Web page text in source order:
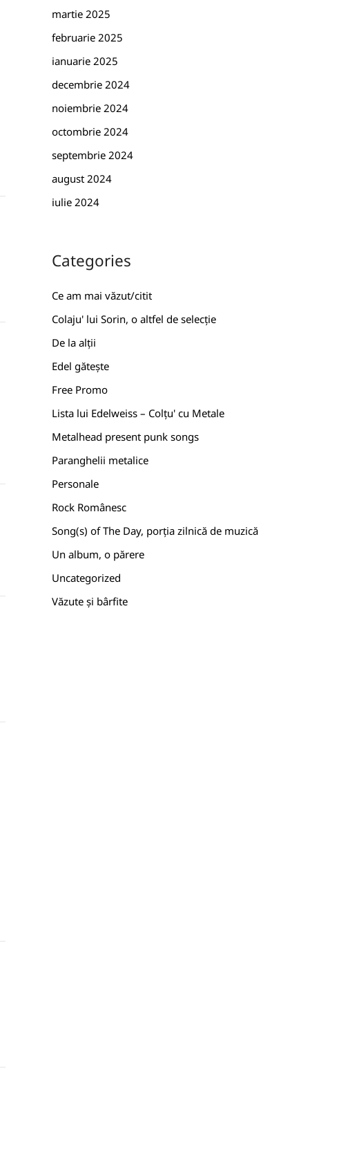
martie 2025
februarie 2025
ianuarie 2025
decembrie 2024
noiembrie 2024
octombrie 2024
septembrie 2024
august 2024
iulie 2024
Categories
Ce am mai văzut/citit
Colaju' lui Sorin, o altfel de selecție
De la alții
Edel gătește
Free Promo
Lista lui Edelweiss – Colțu' cu Metale
Metalhead present punk songs
Paranghelii metalice
Personale
Rock Românesc
Song(s) of The Day, porția zilnică de muzică
Un album, o părere
Uncategorized
Văzute și bârfite